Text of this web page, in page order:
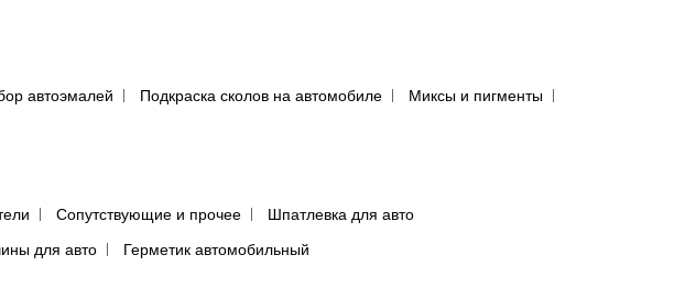
автоэмалей Подкраска сколов на автомобиле
Миксы и пигменты
Сопутствующие и прочее
Шпатлевка для авто
для авто
Герметик автомобильный